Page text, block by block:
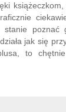
poznać
jak się
to